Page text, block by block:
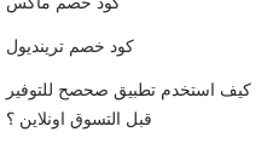
كود خصم ترينديول
كيف استخدم تطبيق صحصح للتوفير
قبل التسوق اونلاين ؟